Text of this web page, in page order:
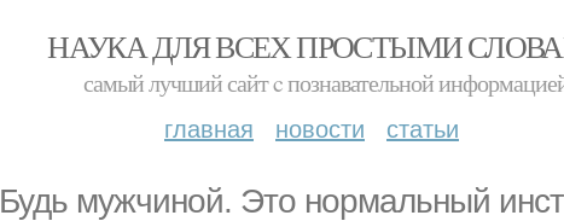
НАУКА ДЛЯ ВСЕХ ПРОСТЫМИ
самый лучший сайт c познавательной
главная новости статьи
Будь мужчиной. Это нормальный